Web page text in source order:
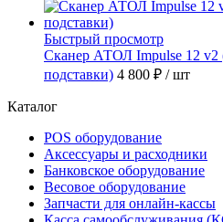
Быстрый просмотр
Сканер АТОЛ Impulse 12 v2
подставки) 4 800 ₽ / шт
Каталог
POS оборудование
Аксессуары и расходники
Банковское оборудование
Весовое оборудование
Запчасти для онлайн-кассы